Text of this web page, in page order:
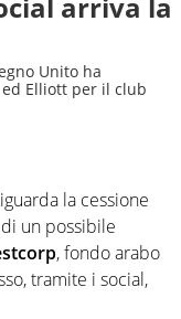
Unito ha
Elliott per il club
la cessione
un possibile
, fondo arabo
tramite i social,